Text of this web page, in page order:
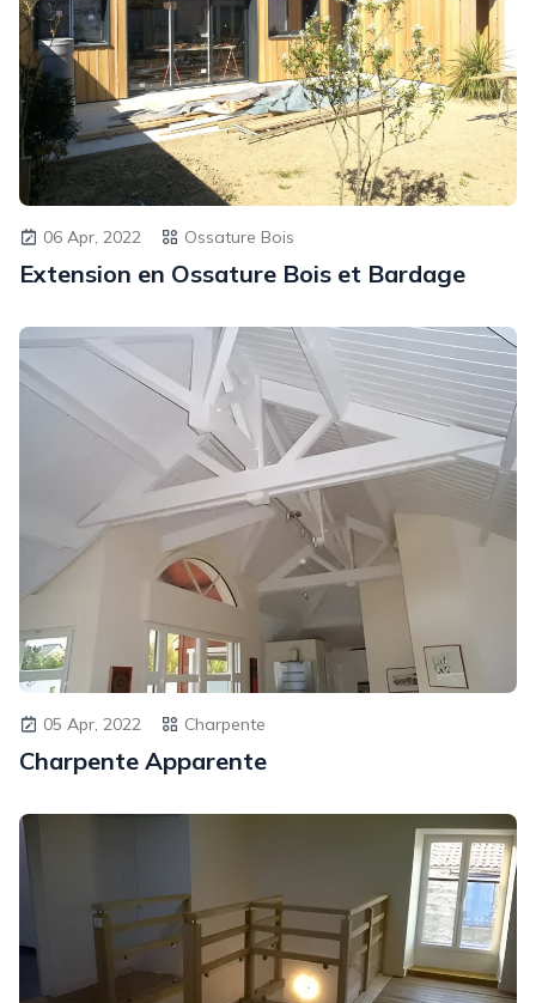
06 Apr, 2022 Ossature Bois
Extension en Ossature Bois et Bardage
05 Apr, 2022 Charpente
Charpente Apparente